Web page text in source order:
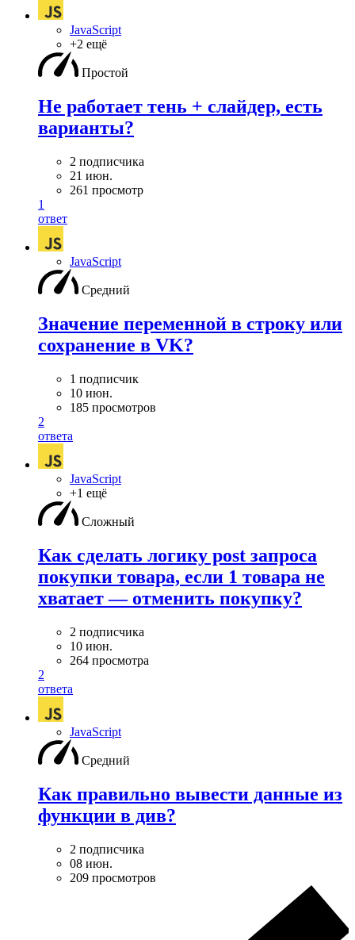
JavaScript
+2 ещё
Простой
Не работает тень + слайдер, есть
варианты?
2 подписчика
21 июн.
261 просмотр
1
ответ
JavaScript
Средний
Значение переменной в строку или
сохранение в VK?
1 подписчик
10 июн.
185 просмотров
2
ответа
JavaScript
+1 ещё
Сложный
Как сделать логику post запроса
покупки товара, если 1 товара не
хватает — отменить покупку?
2 подписчика
10 июн.
264 просмотра
2
ответа
JavaScript
Средний
Как правильно вывести данные из
функции в див?
2 подписчика
08 июн.
209 просмотров